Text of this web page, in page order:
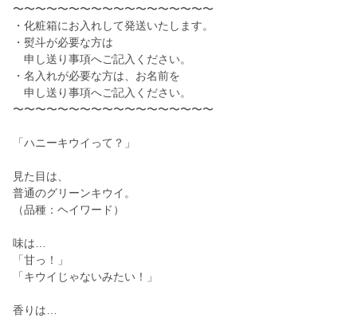
〜〜〜〜〜〜〜〜〜〜〜〜〜〜〜〜〜〜
・化粧箱にお入れして発送いたします。
・熨斗が必要な方は
申し送り事項へご記入ください。
・名入れが必要な方は、お名前を
申し送り事項へご記入ください。
〜〜〜〜〜〜〜〜〜〜〜〜〜〜〜〜〜〜
「ハニーキウイって？」
見た目は、
普通のグリーンキウイ。
（品種：ヘイワード）
味は…
「甘っ！」
「キウイじゃないみたい！」
香りは…